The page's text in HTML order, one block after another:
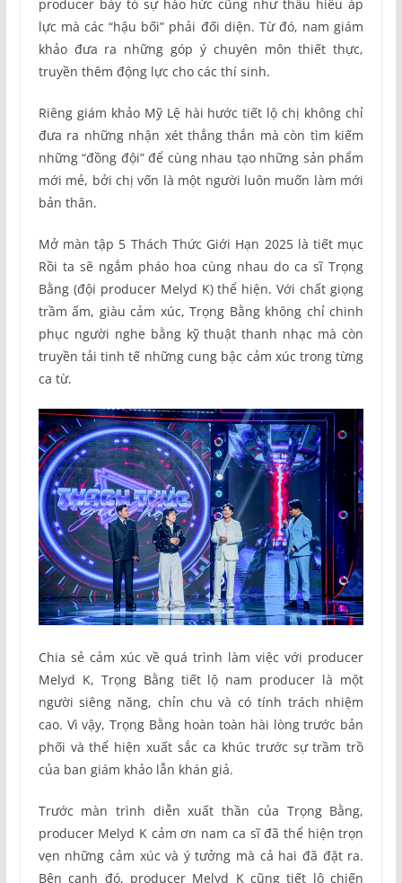
producer bày tỏ sự háo hức cũng như thấu hiểu áp
lực mà các “hậu bối” phải đối diện. Từ đó, nam giám
khảo đưa ra những góp ý chuyên môn thiết thực,
truyền thêm động lực cho các thí sinh.
Riêng giám khảo Mỹ Lệ hài hước tiết lộ chị không chỉ
đưa ra những nhận xét thẳng thắn mà còn tìm kiếm
những “đồng đội” để cùng nhau tạo những sản phẩm
mới mẻ, bởi chị vốn là một người luôn muốn làm mới
bản thân.
Mở màn tập 5 Thách Thức Giới Hạn 2025 là tiết mục
Rồi ta sẽ ngắm pháo hoa cùng nhau do ca sĩ Trọng
Bằng (đội producer Melyd K) thể hiện. Với chất giọng
trầm ấm, giàu cảm xúc, Trọng Bằng không chỉ chinh
phục người nghe bằng kỹ thuật thanh nhạc mà còn
truyền tải tinh tế những cung bậc cảm xúc trong từng
ca từ.
Chia sẻ cảm xúc về quá trình làm việc với producer
Melyd K, Trọng Bằng tiết lộ nam producer là một
người siêng năng, chỉn chu và có tính trách nhiệm
cao. Vì vậy, Trọng Bằng hoàn toàn hài lòng trước bản
phối và thể hiện xuất sắc ca khúc trước sự trầm trồ
của ban giám khảo lẫn khán giả.
Trước màn trình diễn xuất thần của Trọng Bằng,
producer Melyd K cảm ơn nam ca sĩ đã thể hiện trọn
vẹn những cảm xúc và ý tưởng mà cả hai đã đặt ra.
Bên cạnh đó, producer Melyd K cũng tiết lộ chiến